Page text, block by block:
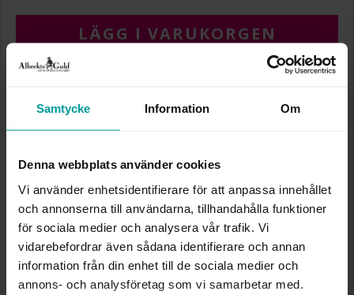
Samtycke Information Om
Denna webbplats använder cookies
Vi använder enhetsidentifierare för att anpassa innehållet
och annonserna till användarna, tillhandahålla funktioner
för sociala medier och analysera vår trafik. Vi
vidarebefordrar även sådana identifierare och annan
information från din enhet till de sociala medier och
annons- och analysföretag som vi samarbetar med.
LÄGG I VARUKORGEN
INFO
HÖJD CA (MM)
12,1
MATERIAL
Guld
ÄDELMETALL
18K Gold
DETALJER
ihålig
VIKT CA (GRAM)
0,68